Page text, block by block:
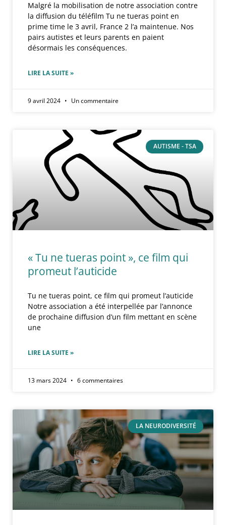
Malgré la mobilisation de notre association contre
la diffusion du téléfilm Tu ne tueras point en
prime time le 3 avril, France 2 l’a maintenue. Nos
pairs autistes et leurs parents en paient
désormais les conséquences.
LIRE LA SUITE »
9 avril 2024 Un commentaire
AUTISME - TSA
« Tu ne tueras point », ce film qui
promeut l’auticide
Tu ne tueras point, ce film qui promeut l’auticide
Notre association a été interpellée par l’annonce
de prochaine diffusion d’un film mettant en scène
une
LIRE LA SUITE »
13 mars 2024 6 commentaires
LA NEURODIVERSITÉ